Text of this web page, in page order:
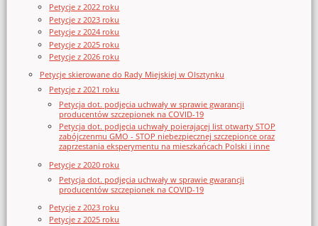
Petycje z 2022 roku
Petycje z 2023 roku
Petycje z 2024 roku
Petycje z 2025 roku
Petycje z 2026 roku
Petycje skierowane do Rady Miejskiej w Olsztynku
Petycje z 2021 roku
Petycja dot. podjęcia uchwały w sprawie gwarancji
producentów szczepionek na COVID-19
Petycja dot. podjęcia uchwały poierającej list otwarty STOP
zabójczenmu GMO - STOP niebezpiecznej szczepionce oraz
zaprzestania eksperymentu na mieszkańcach Polski i inne
Petycje z 2020 roku
Petycja dot. podjęcia uchwały w sprawie gwarancji
producentów szczepionek na COVID-19
Petycje z 2023 roku
Petycje z 2025 roku